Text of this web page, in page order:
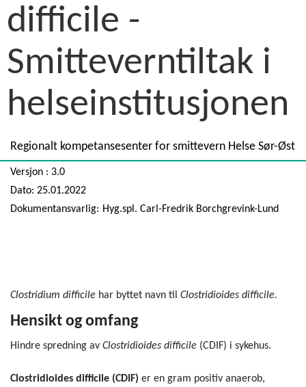
difficile -
Smitteverntiltak i
helseinstitusjonen
Regionalt kompetansesenter for smittevern Helse Sør-Øst
Versjon : 3.0
Dato: 25.01.2022
Dokumentansvarlig: Hyg.spl. Carl-Fredrik Borchgrevink-Lund
Clostridium difficile har byttet navn til Clostridioides difficile.
Hensikt og omfang
Hindre spredning av Clostridioides difficile (CDIF) i sykehus.
Clostridioides difficile (CDIF) er en gram positiv anaerob,